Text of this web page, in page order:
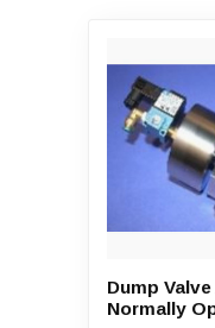
Dump
Normally